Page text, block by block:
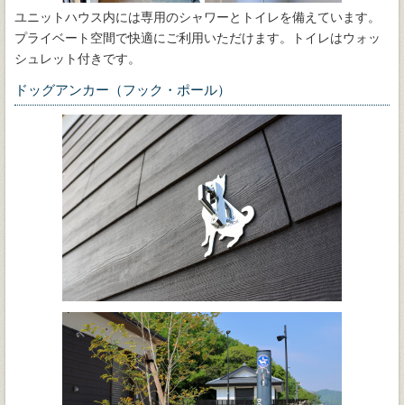
ユニットハウス内には専用のシャワーとトイレを備えています。
プライベート空間で快適にご利用いただけます。トイレはウォッ
シュレット付きです。
ドッグアンカー（フック・ポール）